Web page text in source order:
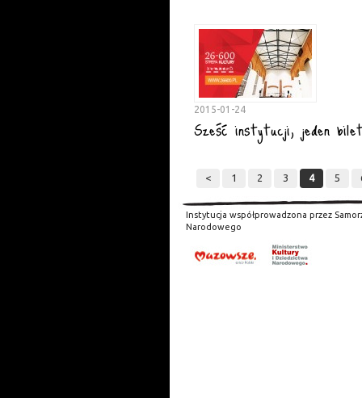
2015-01-24
Sześć instytucji, jeden
< 1 2 3 4 5
Instytucja współprowadzona przez
Narodowego